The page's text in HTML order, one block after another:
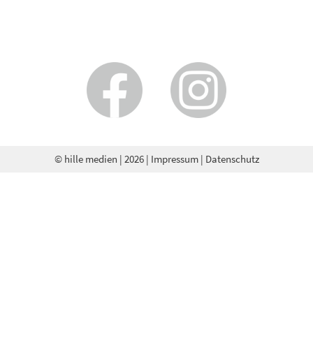
© hille medien | 2026 | Impressum| Datenschutz